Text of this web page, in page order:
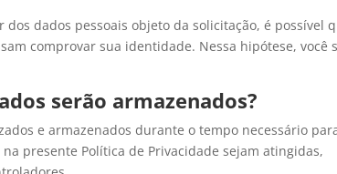
dados pessoais objeto da solicitação, é possível
comprovar sua identidade. Nessa hipótese, você
serão armazenados?
e armazenados durante o tempo necessário
presente Política de Privacidade sejam atingidas,